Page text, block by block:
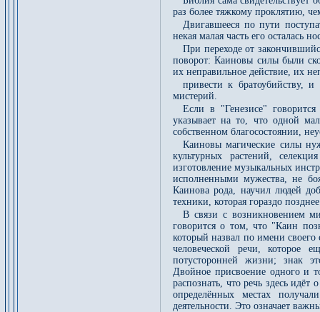
раз более тяжкому проклятию,
Двигавшееся по пути
некая малая часть его осталась
При переходе от
поворот: Каиновы силы были
их неправильное действие, их
привести к братоубийству,
мистерий.
Если в "Генезисе"
указывает на то, что одной
собственном благосостоянии,
Каиновы магические силы
культурных растений,
изготовление музыкальных
исполненными мужества, не
Каинова рода, научил людей
техники, которая гораздо
В связи с возникновением
говорится о том, что "Каин
который назвал по имени
человеческой речи, которое
потусторонней жизни; знак
Двойное присвоение одного и
распознать, что речь здесь
определённых местах
деятельности. Это означает